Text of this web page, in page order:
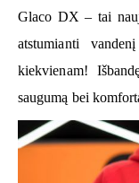
Glaco DX – tai
atstumianti
kiekvienam!
saugumą bei